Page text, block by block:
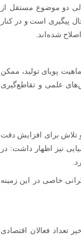
دو موضوع مستقل از
پیگیری است و در کنار
شده‌اند.
پویای تولید، ممکن
علمی و تقاطع‌گیری
تلاش برای افزایش دقت
نیز اظهار داشت: در
خاصی در این زمینه
تعداد فعالان اقتصادی